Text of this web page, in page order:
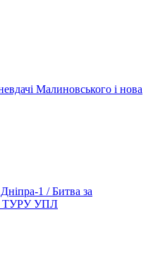
Малиновського і нова
1 / Битва за
ТУРУ УПЛ